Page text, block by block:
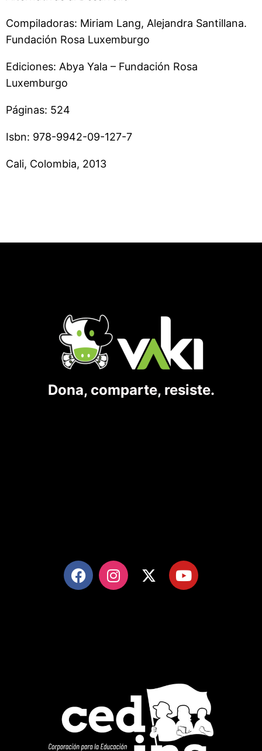
Compiladoras: Miriam Lang, Alejandra Santillana.
Fundación Rosa Luxemburgo
Ediciones: Abya Yala – Fundación Rosa
Luxemburgo
Páginas: 524
Isbn: 978-9942-09-127-7
Cali, Colombia, 2013
Dona, comparte, resiste.